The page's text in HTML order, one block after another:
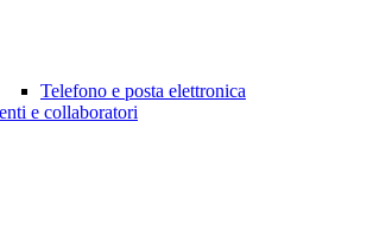
Telefono e posta elettronica
e collaboratori